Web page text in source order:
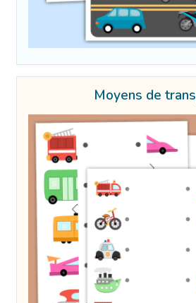
Moyens de